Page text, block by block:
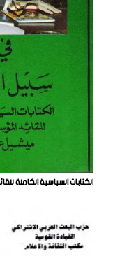
الكتابات السياسية الكاملة